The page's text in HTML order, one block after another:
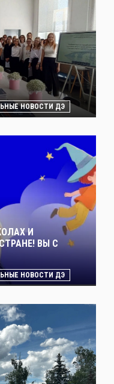
НОВОСТИ ДЭ
И
ВЫ С
НОВОСТИ ДЭ